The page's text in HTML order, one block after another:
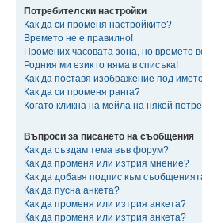
Потребителски настройки
Как да си променя настройките?
Времето не е правилно!
Промених часовата зона, но времето
Родния ми език го няма в списъка!
Как да поставя изображение под
Как да си променя ранга?
Когато кликна на мейла на някой
Въпроси за писането на съобщения
Как да създам тема във форум?
Как да променя или изтрия мнение?
Как да добавя подпис към
Как да пусна анкета?
Как да променя или изтрия анкета?
Как да променя или изтрия анкета?